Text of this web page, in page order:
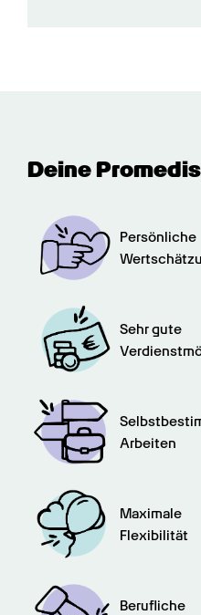
Deine
Persönliche
Sehr gute
Arbeiten
Maximale
Flexibilität
Berufliche